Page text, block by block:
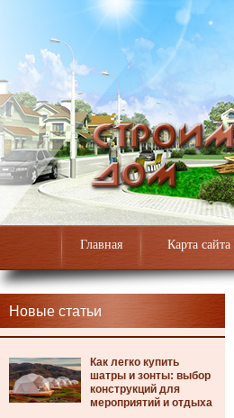
Главная Карта сайта
Новые статьи
Как легко купить
шатры и зонты: выбор
конструкций для
мероприятий и отдыха